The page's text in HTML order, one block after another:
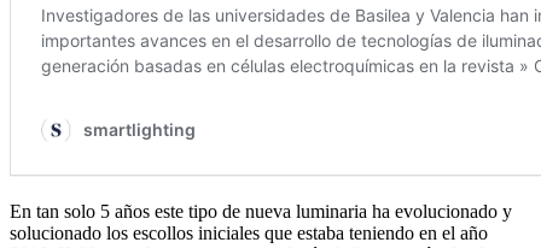
En tan solo 5 años este tipo de nueva luminaria ha evolucionado y
solucionado los escollos iniciales que estaba teniendo en el año